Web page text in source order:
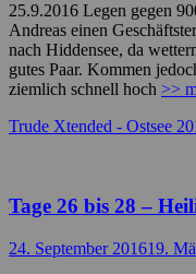
25.9.2016 Legen gegen
Andreas einen
nach Hiddensee, da
gutes Paar. Kommen
ziemlich schnell hoch >>
Kategorien
Trude Xtended - Ostsee
Tage 26 bis 28 –
Posted
24. September 201619.